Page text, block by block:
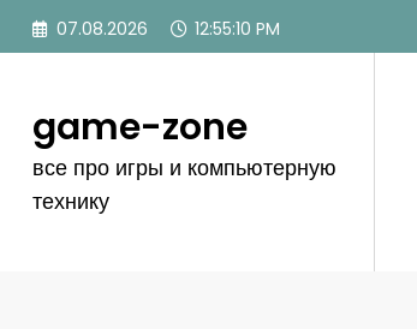
Перейти
07.08.2026 12:55:11 PM
game-zone
все про игры и компьютерную
технику